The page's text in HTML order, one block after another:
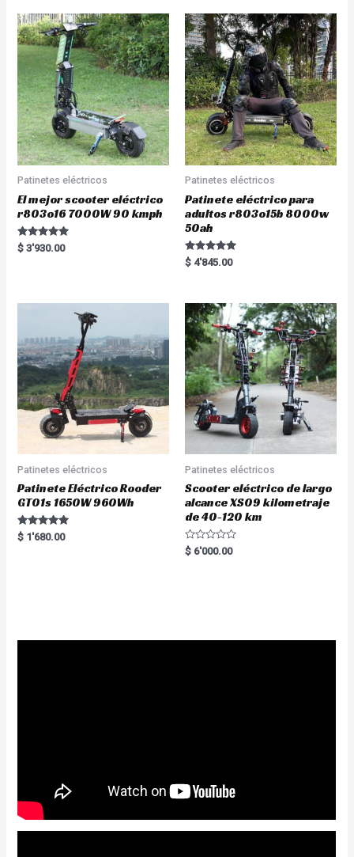
o
u
t
o
f
t
o
f
5
Patinetes eléctricos
El mejor scooter eléctrico
r803o16 7000W 90 kmph
Rated
5.00
$ 3'930.00
Patinetes eléctricos
Patinete eléctrico para
adultos r803o15b 8000w
50ah
Rated
5.00
$ 4'845.00
Patinetes eléctricos
Patinete Eléctrico Rooder
GT01s 1650W 960Wh
Rated
5.00
$ 1'680.00
Patinetes eléctricos
Scooter eléctrico de largo
alcance XS09 kilometraje
de 40-120 km
R
a
$ 6'000.00